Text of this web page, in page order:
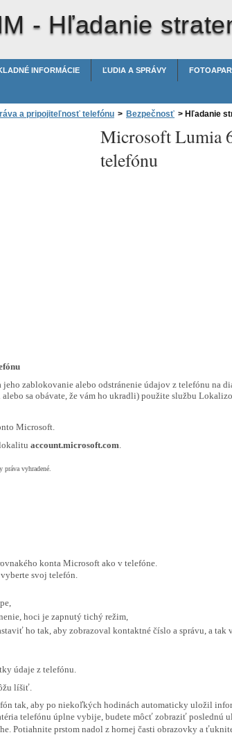
- Hľadanie
INFORMÁCIE ĽUDIA A SPRÁVY
a pripojiteľnosť telefónu > Bezpečnosť > Hľadanie
Microsoft Lumia
telefónu
zablokovanie alebo odstránenie údajov z telefónu na
sa obávate, že vám ho ukradli) použite službu
Microsoft.
account.microsoft.com.
vyhradené.
konta Microsoft ako v telefóne.
svoj telefón.
hoci je zapnutý tichý režim,
ho tak, aby zobrazoval kontaktné číslo a správu, a tak
údaje z telefónu.
líšiť.
tak, aby po niekoľkých hodinách automaticky uložil
telefónu úplne vybije, budete môcť zobraziť poslednú
Potiahnite prstom nadol z hornej časti obrazovky a